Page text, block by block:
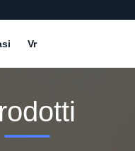
Vr